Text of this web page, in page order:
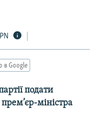
в Google
подати
міністра